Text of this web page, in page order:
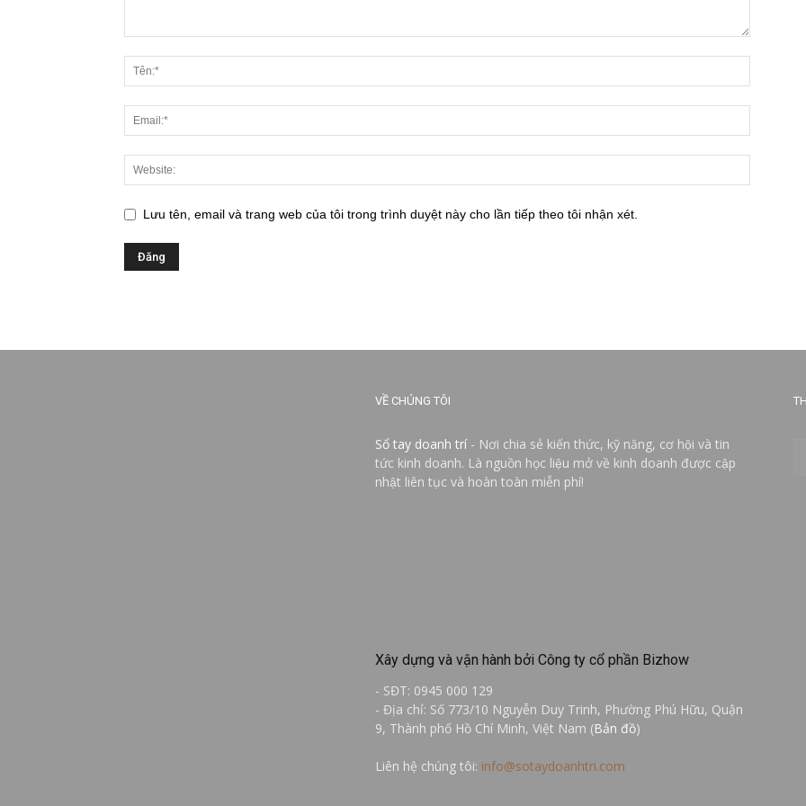
Lưu tên, email và trang web của tôi trong trình duyệt này cho lần tiếp theo tôi nhận xét.
VỀ CHÚNG TÔI
Sổ tay doanh trí - Nơi chia sẻ kiến thức, kỹ năng, cơ hội và tin
tức kinh doanh. Là nguồn học liệu mở về kinh doanh được cập
nhật liên tục và hoàn toàn miễn phí!
Xây dựng và vận hành bởi Công ty cổ phần Bizhow
- SĐT: 0945 000 129
- Địa chỉ: Số 773/10 Nguyễn Duy Trinh, Phường Phú Hữu, Quận
9, Thành phố Hồ Chí Minh, Việt Nam (Bản đồ)
Liên hệ chúng tôi: info@sotaydoanhtri.com